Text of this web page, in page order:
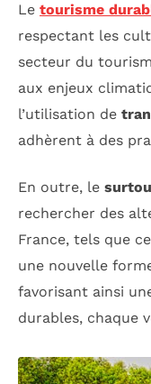
Le tourisme
respectant les
secteur du
aux enjeux
l’utilisation de
adhèrent à des
En outre, le
rechercher des
France, tels que
une nouvelle
favorisant ainsi
durables, chaque